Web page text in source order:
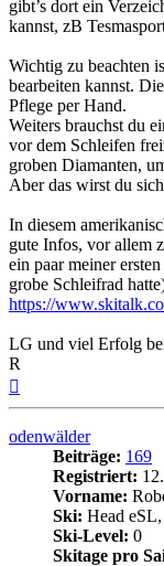
gibt’s dort ein
kannst, zB
Wichtig zu beachten
bearbeiten kannst.
Pflege per Hand.
Weiters brauchst du
vor dem Schleifen
groben Diamanten,
Aber das wirst du
In diesem
gute Infos, vor allem
ein paar meiner
grobe Schleifrad
https://
LG und viel Erfolg
R
odenwälder
Beiträge: 169
Registriert:
Vorname:
Ski: Head
Ski-Level: 0
Skitage pro